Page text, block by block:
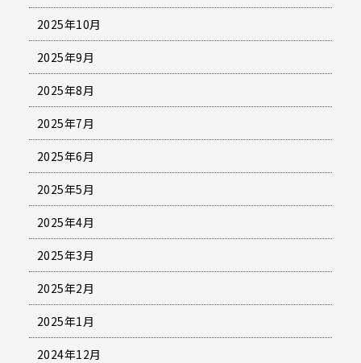
2025年10月
2025年9月
2025年8月
2025年7月
2025年6月
2025年5月
2025年4月
2025年3月
2025年2月
2025年1月
2024年12月